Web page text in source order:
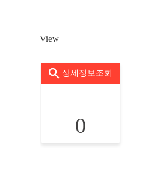
View
상세정보조회
0